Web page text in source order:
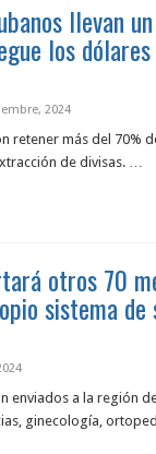
llevan
los
2024
retener más del 70%
de divisas. …
otros 70
sistema de
enviados a la región
ginecología,